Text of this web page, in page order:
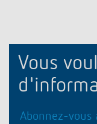
Vous
Abonnez-